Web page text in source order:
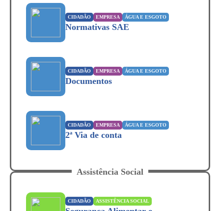
CIDADÃO EMPRESA ÁGUA E ESGOTO
Normativas SAE
CIDADÃO EMPRESA ÁGUA E ESGOTO
Documentos
CIDADÃO EMPRESA ÁGUA E ESGOTO
2ª Via de conta
Assistência Social
CIDADÃO ASSISTÊNCIA SOCIAL